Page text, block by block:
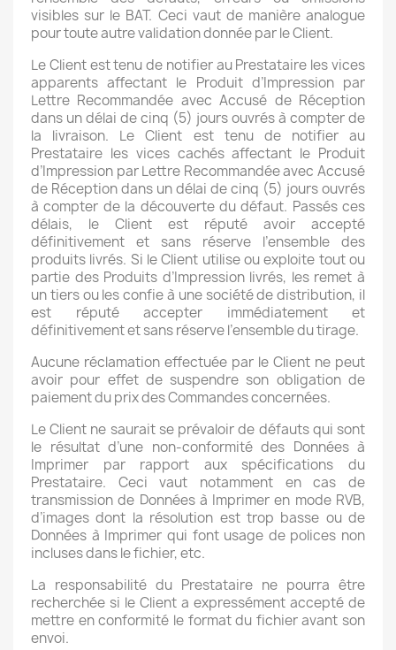
visibles sur le BAT. Ceci vaut de manière analogue
pour toute autre validation donnée par le Client.
Le Client est tenu de notifier au Prestataire les vices
apparents affectant le Produit d’Impression par
Lettre Recommandée avec Accusé de Réception
dans un délai de cinq (5) jours ouvrés à compter de
la livraison. Le Client est tenu de notifier au
Prestataire les vices cachés affectant le Produit
d’Impression par Lettre Recommandée avec Accusé
de Réception dans un délai de cinq (5) jours ouvrés
à compter de la découverte du défaut. Passés ces
délais, le Client est réputé avoir accepté
définitivement et sans réserve l’ensemble des
produits livrés. Si le Client utilise ou exploite tout ou
partie des Produits d’Impression livrés, les remet à
un tiers ou les confie à une société de distribution, il
est réputé accepter immédiatement et
définitivement et sans réserve l’ensemble du tirage.
Aucune réclamation effectuée par le Client ne peut
avoir pour effet de suspendre son obligation de
paiement du prix des Commandes concernées.
Le Client ne saurait se prévaloir de défauts qui sont
le résultat d’une non-conformité des Données à
Imprimer par rapport aux spécifications du
Prestataire. Ceci vaut notamment en cas de
transmission de Données à Imprimer en mode RVB,
d’images dont la résolution est trop basse ou de
Données à Imprimer qui font usage de polices non
incluses dans le fichier, etc.
La responsabilité du Prestataire ne pourra être
recherchée si le Client a expressément accepté de
mettre en conformité le format du fichier avant son
envoi.